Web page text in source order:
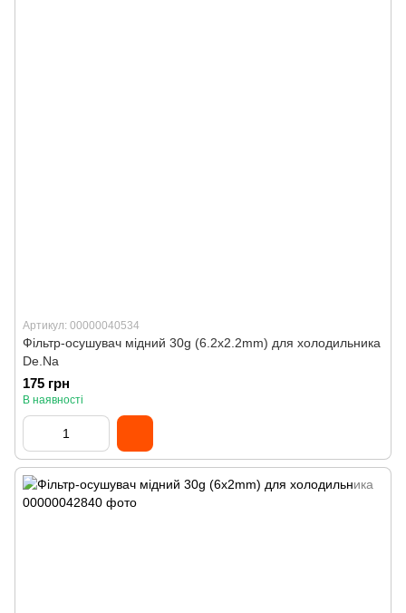
Артикул: 00000040534
Фільтр-осушувач мідний 30g (6.2x2.2mm) для холодильника
De.Na
175 грн
В наявності